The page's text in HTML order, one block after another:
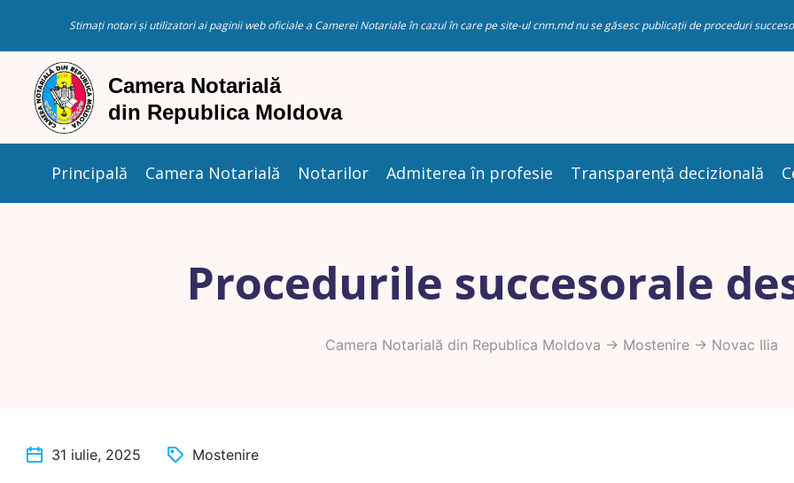
Stimați notari și utilizatori ai paginii web oficiale a Camerei Notariale în cazul în care pe site-ul cnm.md nu se găsesc publicații de proceduri
Principală Camera Notarială Notarilor Admiterea în profesie Transparență decizională
Procedurile succesorale
Camera Notarială din Republica Moldova -> Mostenire-> Novac Ilia
31 iulie, 2025 Mostenire